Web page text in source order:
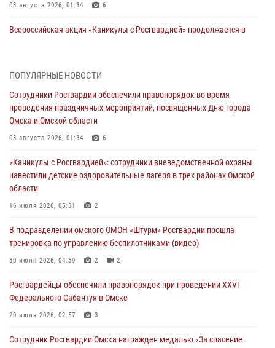
03 августа 2026, 01:34 6
Всероссийская акция «Каникулы с Росгвардией» продолжается в
тренировка по управлению беспилотниками (видео)
30 июля 2026, 04:39 2
Росгвардия обеспечила безопасность уникального передвижного
29 июля 2026, 01:49
Росгвардейцы приняли участие в крестном ходе в День крещения
Руси в Омске
При содействии спецназа Росгвардии пресечены нарушения
миграционного законодательства в Омске (видео)
ПОПУЛЯРНЫЕ НОВОСТИ
Сотрудники Росгвардии обеспечили правопорядок во время
проведения праздничных мероприятий, посвященных Дню города
Омска и Омской области
03 августа 2026, 01:34 6
«Каникулы с Росгвардией»: сотрудники вневедомственной охраны
навестили детские оздоровительные лагеря в трех районах Омской
области
16 июля 2026, 05:31 2
В подразделении омского ОМОН «Штурм» Росгвардии прошла
тренировка по управлению беспилотниками (видео)
30 июля 2026, 04:39 2 2
Росгвардейцы обеcпечили правопорядок при проведении XXVI
Федерального Сабантуя в Омске
20 июля 2026, 02:57 3
Сотрудник Росгвардии Омска награжден медалью «За спасение